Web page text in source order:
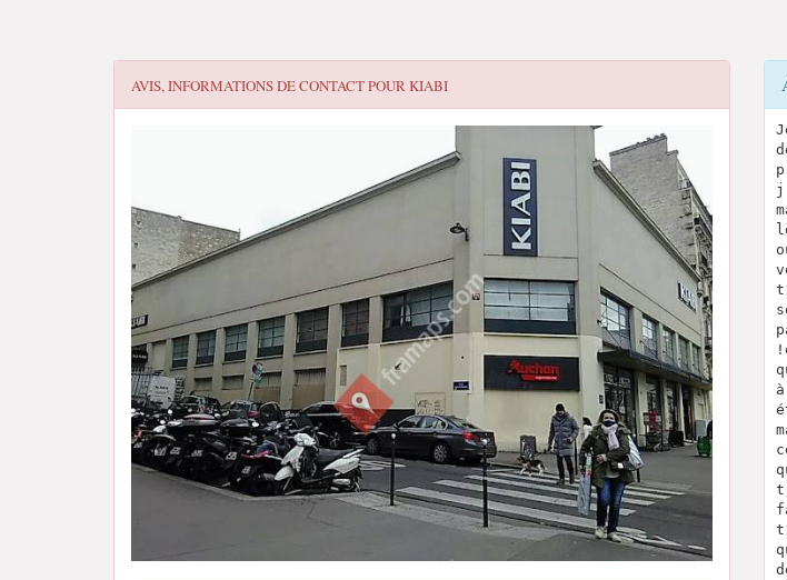
AVIS, INFORMATIONS DE CONTACT POURKIABI
j